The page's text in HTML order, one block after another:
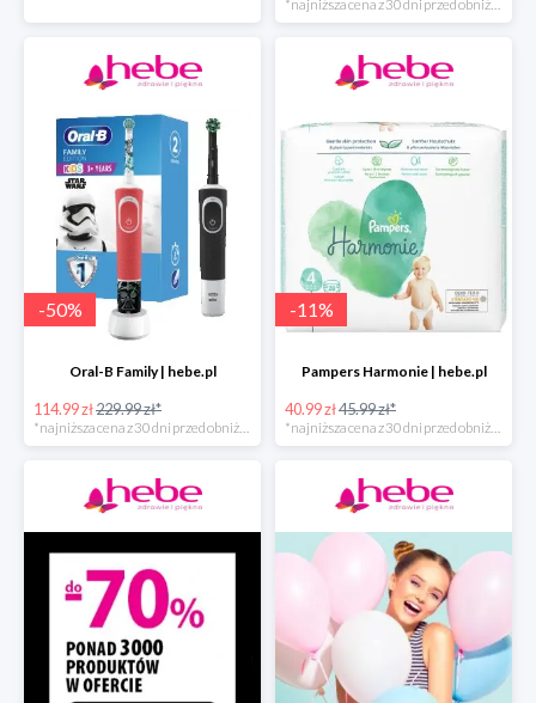
-50%
Oral-B Family | hebe.pl
114.99 zł229.99 zł*
-11%
Pampers Harmonie | hebe.pl
40.99 zł45.99 zł*